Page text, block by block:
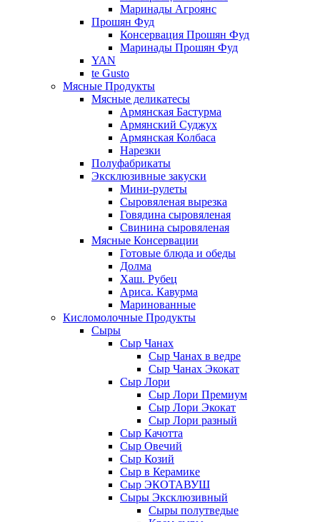
Маринады Агроянс
Прошян Фуд
Консервация Прошян Фуд
Маринады Прошян Фуд
YAN
te Gusto
Мясные Продукты
Мясные деликатесы
Армянская Бастурма
Армянский Суджух
Армянская Колбаса
Нарезки
Полуфабрикаты
Эксклюзивные закуски
Мини-рулеты
Сыровяленая вырезка
Говядина сыровяленая
Свинина сыровяленая
Мясные Консервации
Готовые блюда и обеды
Долма
Хаш. Рубец
Ариса. Кавурма
Маринованные
Кисломолочные Продукты
Сыры
Сыр Чанах
Сыр Чанах в ведре
Сыр Чанах Экокат
Сыр Лори
Сыр Лори Премиум
Сыр Лори Экокат
Сыр Лори разный
Сыр Качотта
Сыр Овечий
Сыр Козий
Сыр в Керамике
Сыр ЭКОТАВУШ
Сыры Эксклюзивный
Сыры полутведые